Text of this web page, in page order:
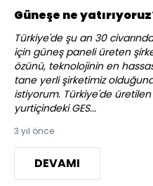
Güneşe ne
Türkiye'de şu an 30
için güneş paneli üreten
özünü, teknolojinin en
tane yerli şirketimiz
istiyorum. Türkiye'de
yurtiçindeki GES...
3 yıl önce
DEVAMI